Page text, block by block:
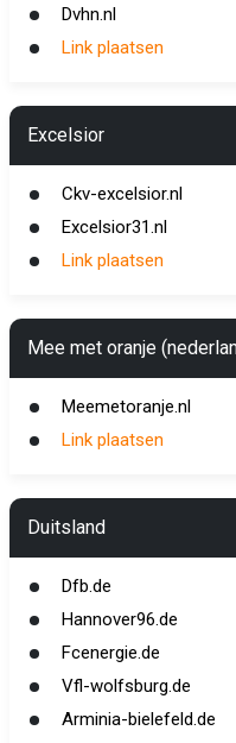
Dvhn.nl
Link plaatsen
Excelsior
Ckv-excelsior.nl
Excelsior31.nl
Link plaatsen
Mee met oranje
Meemetoranje.nl
Link plaatsen
Duitsland
Dfb.de
Hannover96.de
Fcenergie.de
Vfl-wolfsburg.de
Arminia-bielefeld.de